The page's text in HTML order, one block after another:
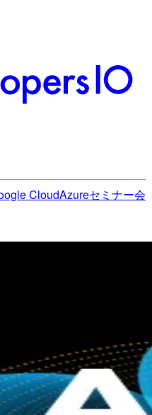
CloudAzureセミナー会